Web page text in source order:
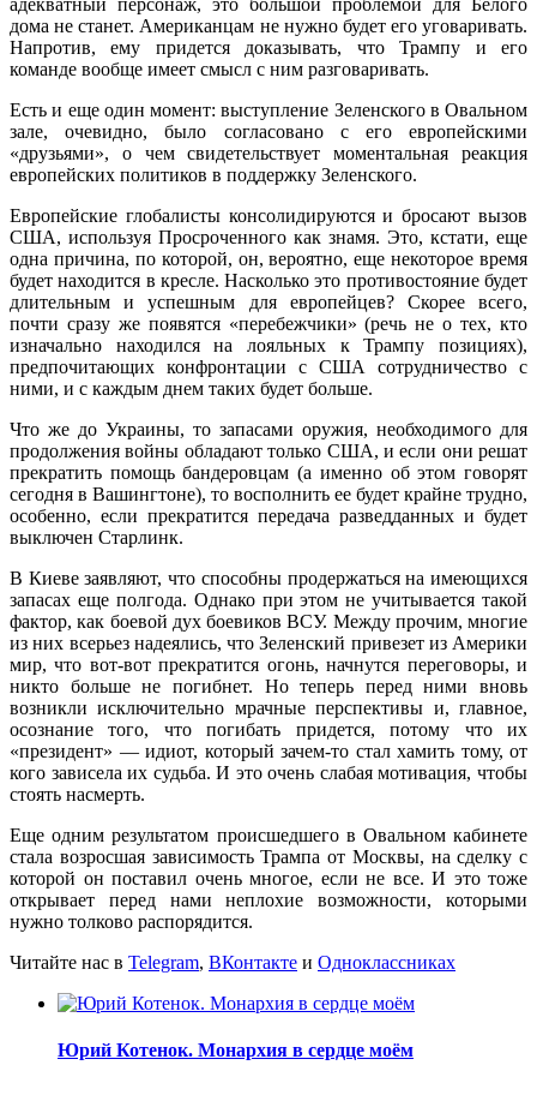
дома не станет. Американцам не нужно будет его уговаривать.
Напротив, ему придется доказывать, что Трампу и его
команде вообще имеет смысл с ним разговаривать.
Есть и еще один момент: выступление Зеленского в Овальном
зале, очевидно, было согласовано с его европейскими
«друзьями», о чем свидетельствует моментальная реакция
европейских политиков в поддержку Зеленского.
Европейские глобалисты консолидируются и бросают вызов
США, используя Просроченного как знамя. Это, кстати, еще
одна причина, по которой, он, вероятно, еще некоторое время
будет находится в кресле. Насколько это противостояние будет
длительным и успешным для европейцев? Скорее всего,
почти сразу же появятся «перебежчики» (речь не о тех, кто
изначально находился на лояльных к Трампу позициях),
предпочитающих конфронтации с США сотрудничество с
ними, и с каждым днем таких будет больше.
Что же до Украины, то запасами оружия, необходимого для
продолжения войны обладают только США, и если они решат
прекратить помощь бандеровцам (а именно об этом говорят
сегодня в Вашингтоне), то восполнить ее будет крайне трудно,
особенно, если прекратится передача разведданных и будет
выключен Старлинк.
В Киеве заявляют, что способны продержаться на имеющихся
запасах еще полгода. Однако при этом не учитывается такой
фактор, как боевой дух боевиков ВСУ. Между прочим, многие
из них всерьез надеялись, что Зеленский привезет из Америки
мир, что вот-вот прекратится огонь, начнутся переговоры, и
никто больше не погибнет. Но теперь перед ними вновь
возникли исключительно мрачные перспективы и, главное,
осознание того, что погибать придется, потому что их
«президент» — идиот, который зачем-то стал хамить тому, от
кого зависела их судьба. И это очень слабая мотивация, чтобы
стоять насмерть.
Еще одним результатом происшедшего в Овальном кабинете
стала возросшая зависимость Трампа от Москвы, на сделку с
которой он поставил очень многое, если не все. И это тоже
открывает перед нами неплохие возможности, которыми
нужно толково распорядится.
Читайте нас в Telegram, ВКонтакте и Одноклассниках
Юрий Котенок. Монархия в сердце моём